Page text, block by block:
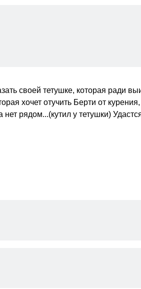
своей тетушке, которая ради
хочет отучить Берти от
рядом...(кутил у тетушки)